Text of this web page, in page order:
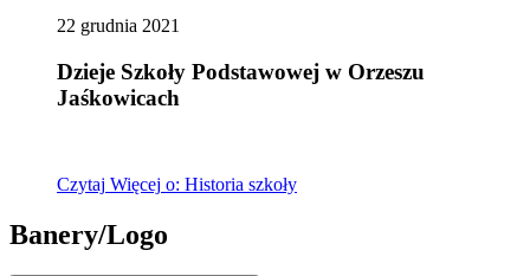
22 grudnia 2021
Dzieje Szkoły Podstawowej w Orzeszu
Jaśkowicach
Czytaj Więcej o: Historia szkoły
Banery/Logo